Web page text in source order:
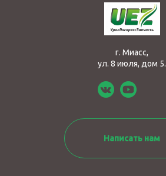
г. Миасс,
ул. 8 июля, дом 5.
Написать нам